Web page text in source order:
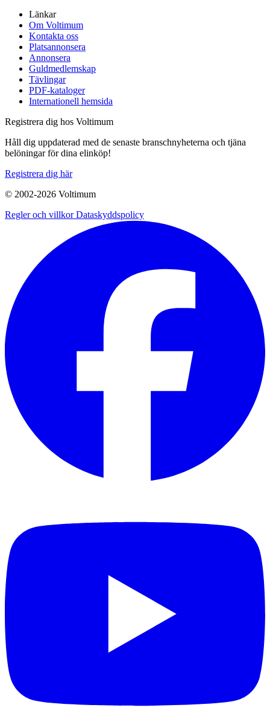
Länkar
Om Voltimum
Kontakta oss
Platsannonsera
Annonsera
Guldmedlemskap
Tävlingar
PDF-kataloger
Internationell hemsida
Registrera dig hos Voltimum
Håll dig uppdaterad med de senaste branschnyheterna och tjäna
belöningar för dina elinköp!
Registrera dig här
© 2002-2026 Voltimum
Regler och villkorDataskyddspolicy